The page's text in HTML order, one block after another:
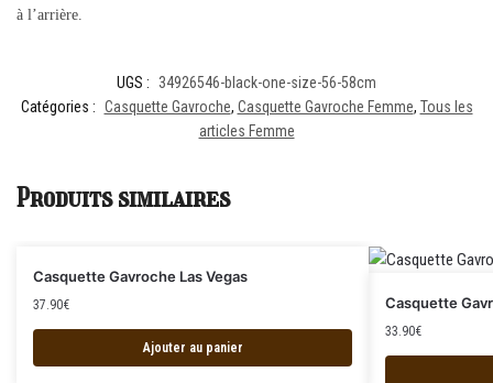
à l’arrière.
UGS :
34926546-black-one-size-56-58cm
Catégories : Casquette Gavroche, Casquette Gavroche Femme, Tous les
articles Femme
Produits similaires
Casquette Gavroche Las Vegas
37.90€
Ajouter au panier
Casquette
33.90€